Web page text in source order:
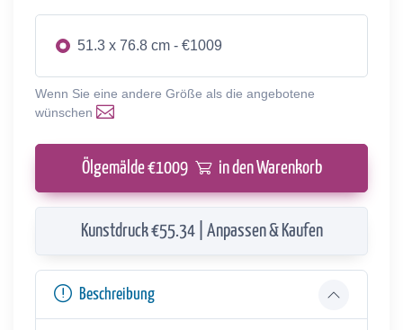
51.3 x 76.8 cm - €1009
Wenn Sie eine andere Größe als die angebotene
wünschen
Ölgemälde €1009 in den Warenkorb
Kunstdruck €55.34 | Anpassen & Kaufen
Beschreibung